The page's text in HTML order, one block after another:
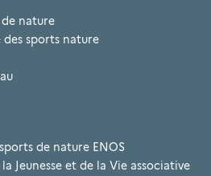
nature
des sports nature
de nature ENOS
Jeunesse et de la Vie associative